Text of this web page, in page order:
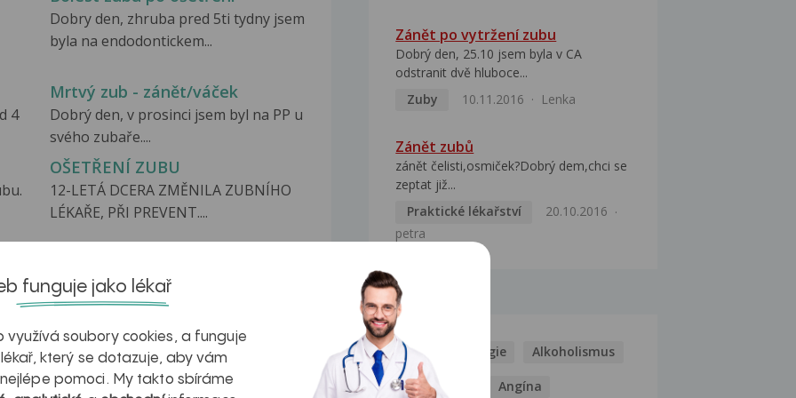
Dobry den, zhruba pred 5ti tydny jsem
byla na endodontickem...
4
Mrtvý zub - zánět/váček
Dobrý den, v prosinci jsem byl na PP u
svého zubaře....
OŠETŘENÍ ZUBU
12-LETÁ DCERA ZMĚNILA ZUBNÍHO
LÉKAŘE, PŘI PREVENT....
zdravá játra?
Zánět po vytržení zubu
Dobrý den, 25.10 jsem byla v CA
odstranit dvě hluboce...
Zuby
10.11.2016 Lenka
Zánět zubů
zánět čelisti,osmiček?Dobrý dem,chci se
zeptat již...
Praktické lékařství
20.10.2016
petra
NEMOCI
Kašel Alergie Alkoholismus
Analgetika Angína
funguje jako lékař
využívá soubory cookies, a funguje
který se dotazuje, aby vám
pomoci. My takto sbíráme